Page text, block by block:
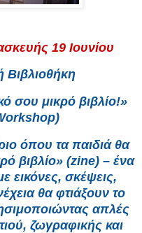
19 Ιουνίου
Βιβλιοθήκη
σου μικρό βιβλίο!»
όπου τα παιδιά θα
βιβλίο» (zine) – ένα
εικόνες, σκέψεις,
θα φτιάξουν το
απλές
ζωγραφικής και